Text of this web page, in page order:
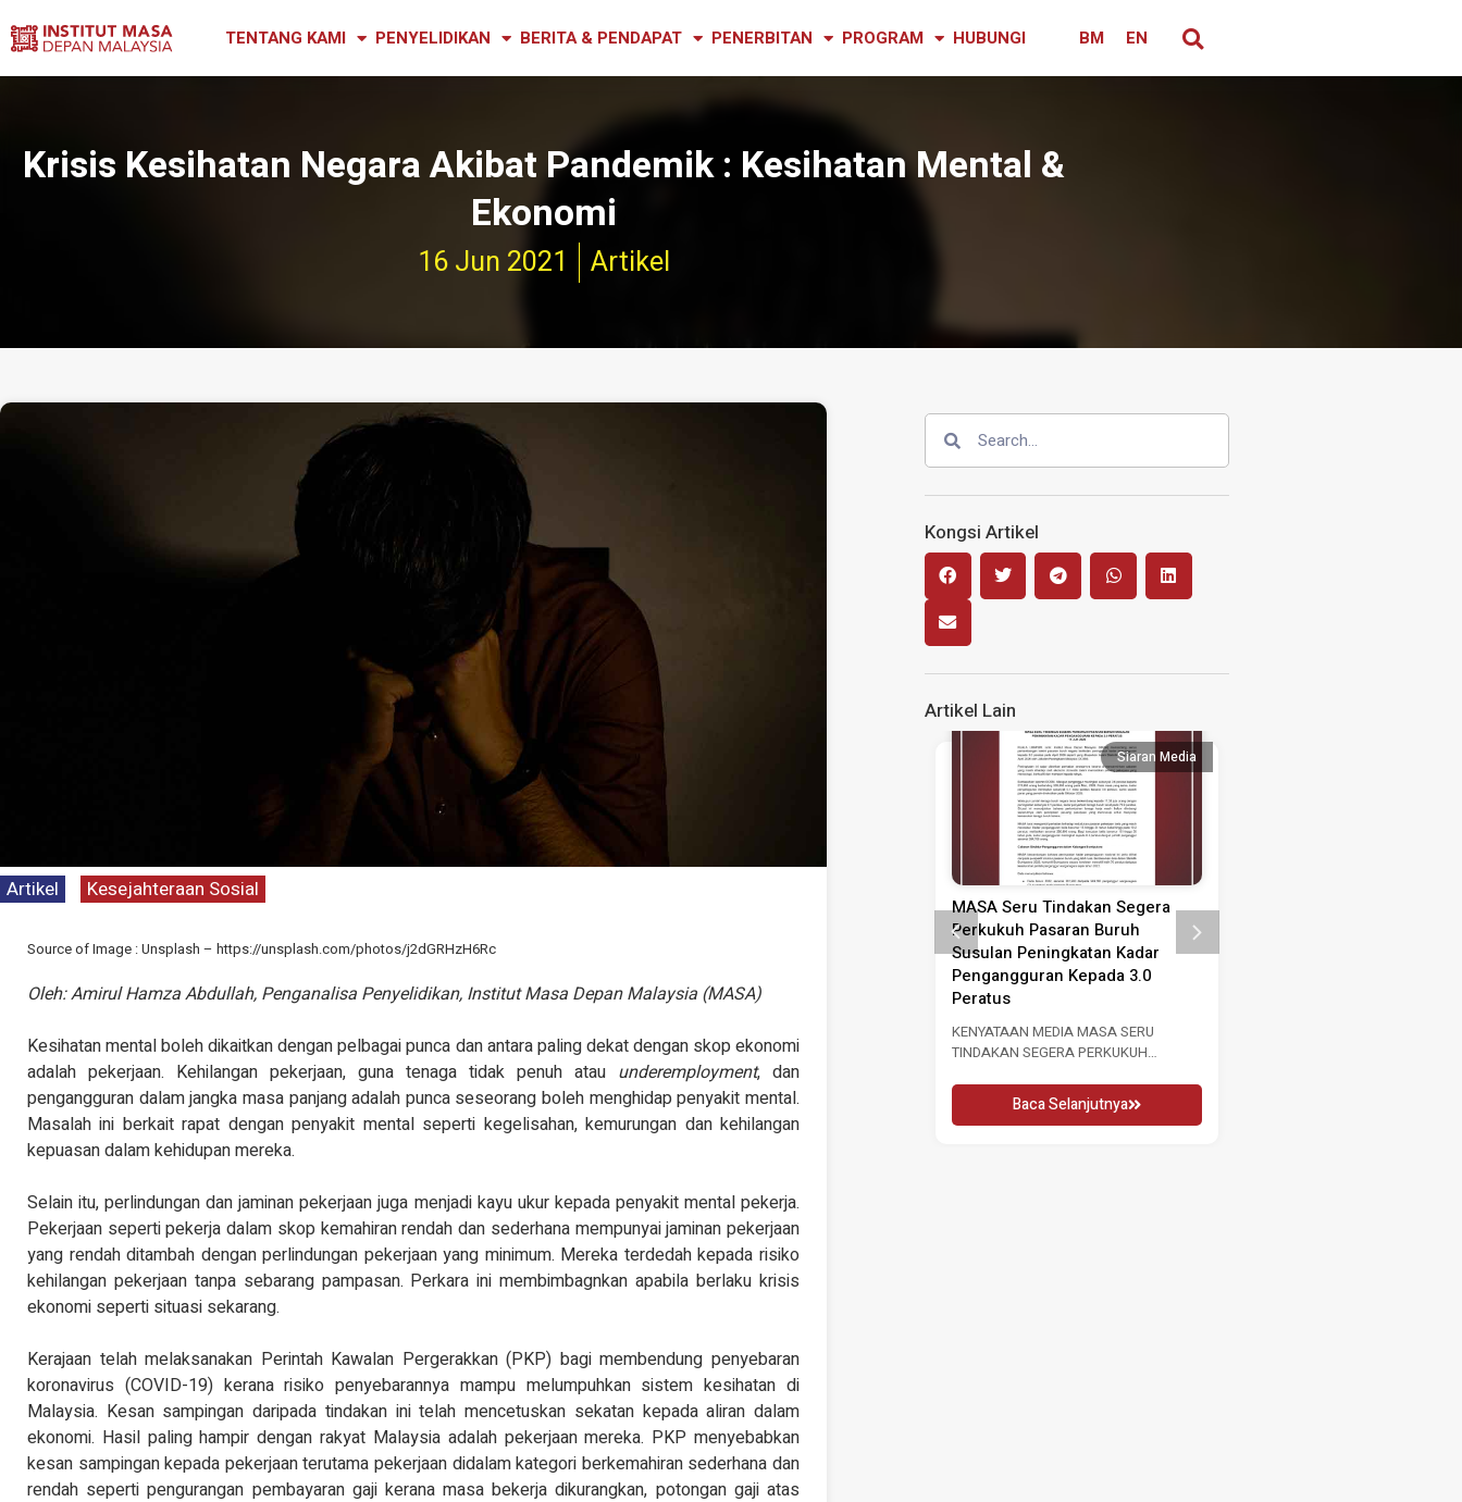
TENTANG KAMI PENYELIDIKAN BERITA & PENDAPAT PENERBITAN PROGRAM HUBUNGI BM EN
Krisis Kesihatan Negara Akibat Pandemik : Kesihatan Mental &
Ekonomi
16 Jun 2021 Artikel
Artikel Kesejahteraan Sosial
Source of Image : Unsplash – https://unsplash.com/photos/j2dGRHzH6Rc
Oleh: Amirul Hamza Abdullah, Penganalisa Penyelidikan, Institut Masa Depan Malaysia (MASA)
Kesihatan mental boleh dikaitkan dengan pelbagai punca dan antara paling dekat dengan skop ekonomi
adalah pekerjaan. Kehilangan pekerjaan, guna tenaga tidak penuh atau underemployment, dan
pengangguran dalam jangka masa panjang adalah punca seseorang boleh menghidap penyakit mental.
Masalah ini berkait rapat dengan penyakit mental seperti kegelisahan, kemurungan dan kehilangan
kepuasan dalam kehidupan mereka.
Selain itu, perlindungan dan jaminan pekerjaan juga menjadi kayu ukur kepada penyakit mental pekerja.
Pekerjaan seperti pekerja dalam skop kemahiran rendah dan sederhana mempunyai jaminan pekerjaan
yang rendah ditambah dengan perlindungan pekerjaan yang minimum. Mereka terdedah kepada risiko
kehilangan pekerjaan tanpa sebarang pampasan. Perkara ini membimbagnkan apabila berlaku krisis
ekonomi seperti situasi sekarang.
Kerajaan telah melaksanakan Perintah Kawalan Pergerakkan (PKP) bagi membendung penyebaran
koronavirus (COVID-19) kerana risiko penyebarannya mampu melumpuhkan sistem kesihatan di
Malaysia. Kesan sampingan daripada tindakan ini telah mencetuskan sekatan kepada aliran dalam
ekonomi. Hasil paling hampir dengan rakyat Malaysia adalah pekerjaan mereka. PKP menyebabkan
kesan sampingan kepada pekerjaan terutama pekerjaan didalam kategori berkemahiran sederhana dan
rendah seperti pengurangan pembayaran gaji kerana masa bekerja dikurangkan, potongan gaji atas
Kongsi Artikel
Artikel Lain
KENYATAAN MEDIA TINJAUAN
TINJAUAN PERSEPSI PRESTASI
KEPIMPINAN POLITIK 6...
Baca Selanjutnya
Siaran Media
MASA Seru Tindakan Segera
Perkukuh Pasaran Buruh
Susulan Peningkatan Kadar
Pengangguran Kepada 3.0
Peratus
KENYATAAN MEDIA MASA SERU
TINDAKAN SEGERA PERKUKUH
PENINGKATAN KADAR
PENGANGGURAN...
Baca Selanjutnya